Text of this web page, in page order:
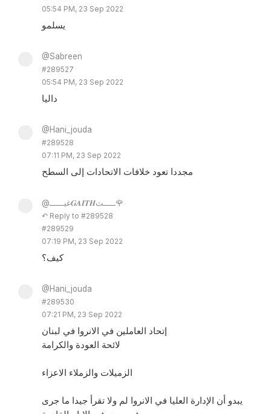
05:54 PM, 23 Sep 2022
يسلمو
@Sabreen
#289527
05:54 PM, 23 Sep 2022
داليا
@Hani_jouda
#289528
07:11 PM, 23 Sep 2022
مجددا تعود خلافات الاتحادات إلى السطح
@غيــــــ𝑮𝑨𝑰𝑻𝑯ـــــث🌹
↶ Reply to #289528
#289529
07:19 PM, 23 Sep 2022
كيف؟
@Hani_jouda
#289530
07:21 PM, 23 Sep 2022
إتحاد العاملين في الانروا في لبنان
لائحة العودة والكرامة
الزميلات والزملاء الاعزاء
يبدو أن الإدارة العليا في الانروا لم ولا تقرأ جيدا ما جرى